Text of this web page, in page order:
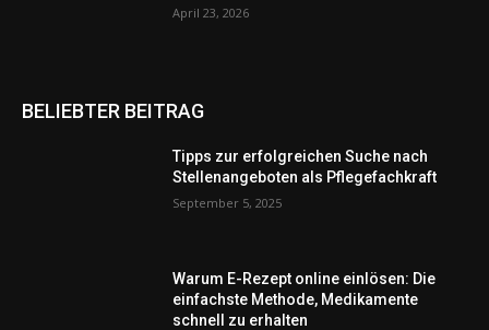
April 23, 2026
BELIEBTER BEITRAG
Tipps zur erfolgreichen Suche nach
Stellenangeboten als Pflegefachkraft
September 5, 2025
Warum E-Rezept online einlösen: Die
einfachste Methode, Medikamente
schnell zu erhalten